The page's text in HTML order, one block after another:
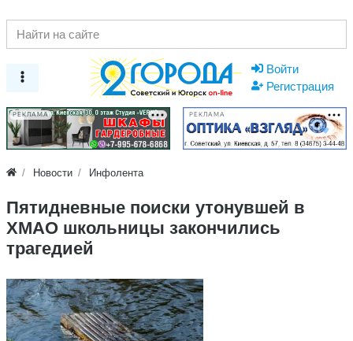
Войти
Регистрация
РЕКЛАМА РЕКЛАМА
Новости Инфолента
Пятидневные поиски утонувшей в
ХМАО школьницы закончились
трагедией